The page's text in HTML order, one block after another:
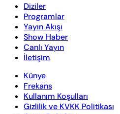
Diziler
Programlar
Yayın Akışı
Show Haber
Canlı Yayın
İletişim
Künye
Frekans
Kullanım Koşulları
Gizlilik ve KVKK Politikası